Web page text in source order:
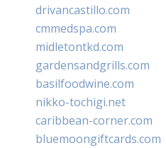
drivancastillo.com
cmmedspa.com
midletontkd.com
gardensandgrills.com
basilfoodwine.com
nikko-tochigi.net
caribbean-corner.com
bluemoongiftcards.com